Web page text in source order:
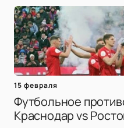
15 февраля
Футбольное
Краснодар vs